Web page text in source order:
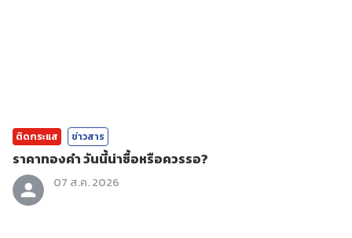
ติดกระแส ข่าวสาร
ราคาทองคํา วันนี้น่าซื้อหรือควรรอ?
07 ส.ค. 2026